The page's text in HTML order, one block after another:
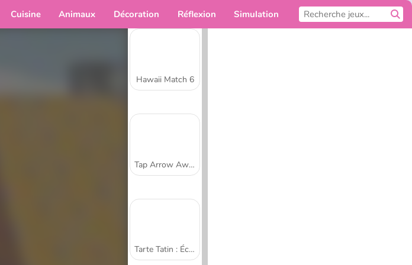
Cuisine Animaux Décoration Réflexion Simulation
Hawaii Match 6
Tap Arrow Away
Tarte Tatin : École de cuisine de Sara